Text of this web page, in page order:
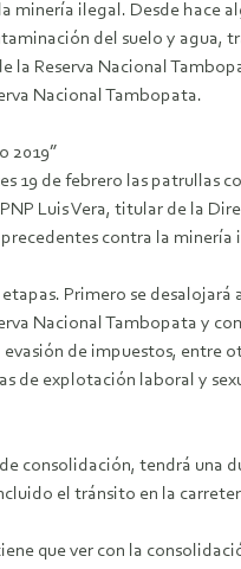
minería ilegal. Desde hace
del suelo y agua,
la Reserva Nacional
Nacional Tambopata.
2019”
19 de febrero las patrullas
Luis Vera, titular de la
contra la minería
Primero se
Nacional Tambopata y
de impuestos, entre
de explotación laboral y
consolidación, tendrá una
el tránsito en la
que ver con la